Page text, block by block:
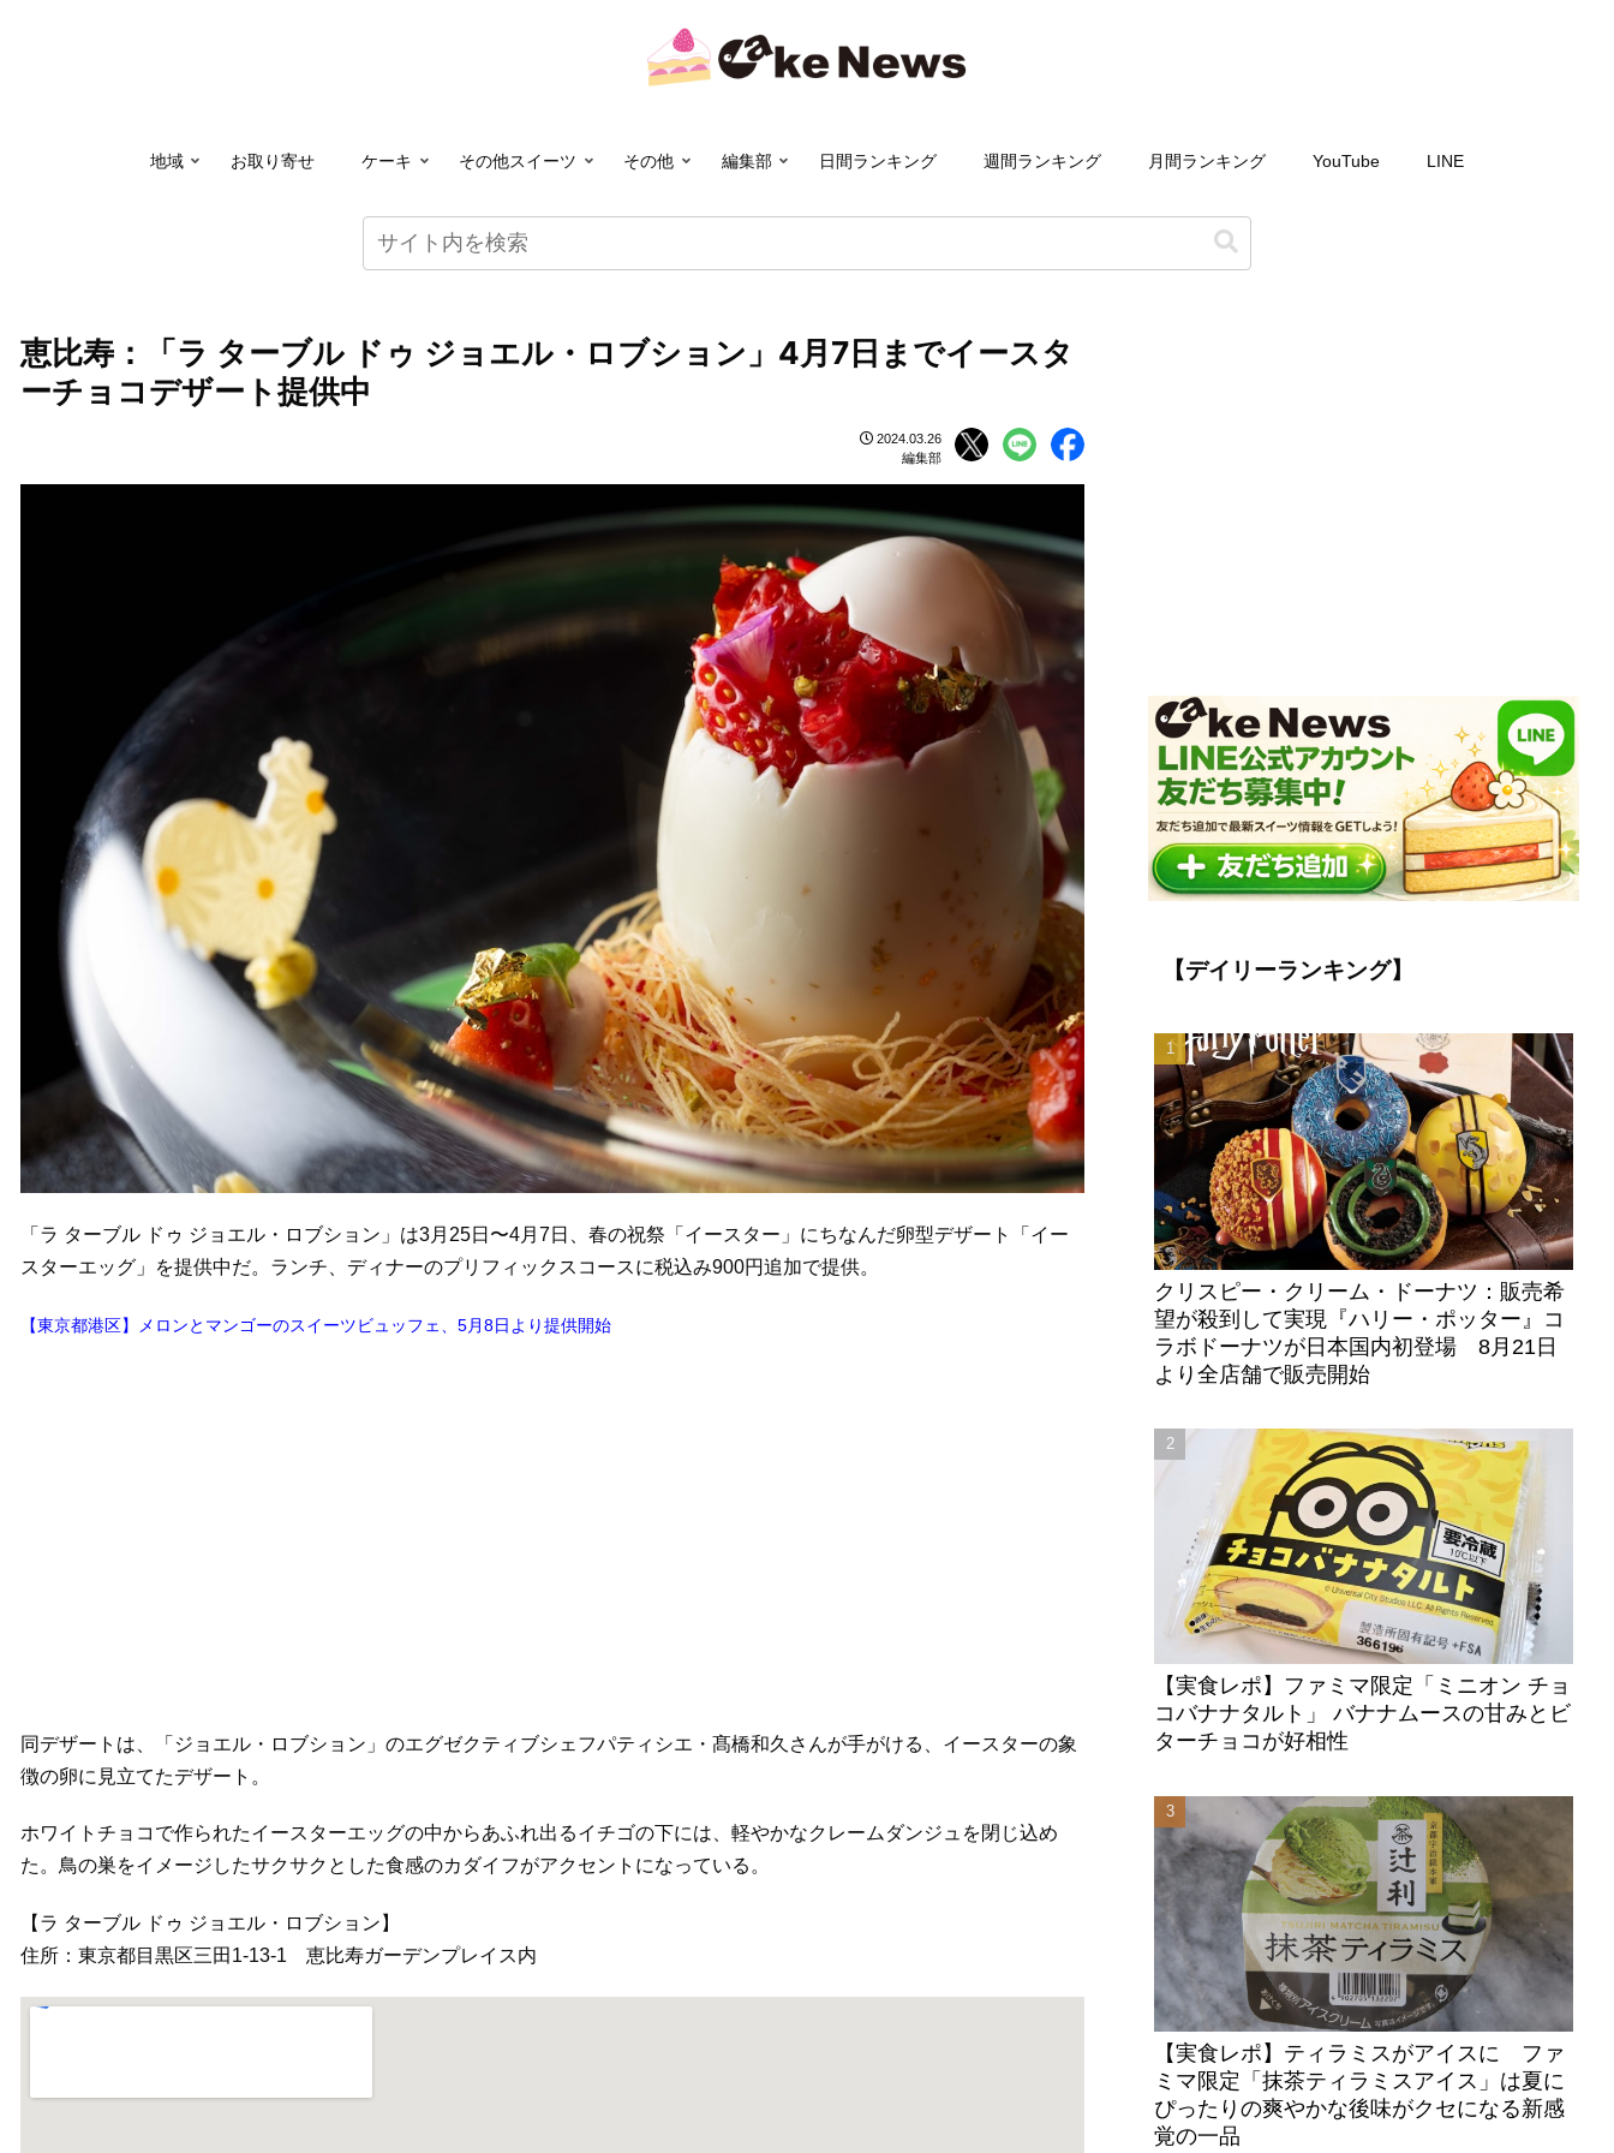
地域 お取り寄せ ケーキ その他スイーツ その他 編集部 日間ランキング 週間ランキング 月間ランキング YouTube LINE
恵比寿：「ラ ターブル ドゥ ジョエル・ロブション」4月7日までイースタ
ーチョコデザート提供中
2024.03.26
編集部
「ラ ターブル ドゥ ジョエル・ロブション」は3月25日〜4月7日、春の祝祭「イースター」にちなんだ卵型デザート「イー
スターエッグ」を提供中だ。ランチ、ディナーのプリフィックスコースに税込み900円追加で提供。
【東京都港区】メロンとマンゴーのスイーツビュッフェ、5月8日より提供開始
同デザートは、「ジョエル・ロブション」のエグゼクティブシェフパティシエ・髙橋和久さんが手がける、イースターの象
徴の卵に見立てたデザート。
ホワイトチョコで作られたイースターエッグの中からあふれ出るイチゴの下には、軽やかなクレームダンジュを閉じ込め
た。鳥の巣をイメージしたサクサクとした食感のカダイフがアクセントになっている。
【ラ ターブル ドゥ ジョエル・ロブション】
住所：東京都目黒区三田1-13-1 恵比寿ガーデンプレイス内
【デイリーランキング】
クリスピー・クリーム・ドーナツ：販売希
望が殺到して実現『ハリー・ポッター』コ
ラボドーナツが日本国内初登場 8月21日
より全店舗で販売開始
【実食レポ】ファミマ限定「ミニオン チョ
コバナナタルト」 バナナムースの甘みとビ
ターチョコが好相性
【実食レポ】ティラミスがアイスに ファ
ミマ限定「抹茶ティラミスアイス」は夏に
ぴったりの爽やかな後味がクセになる新感
覚の一品